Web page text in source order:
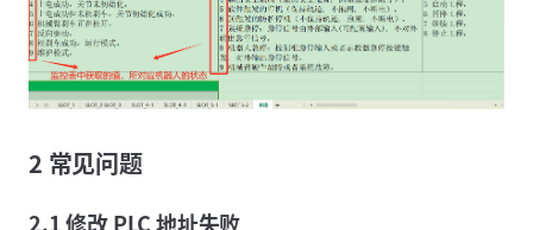
2 常见问题
2.1 修改 PLC 地址失败